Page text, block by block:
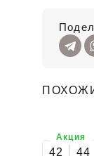
42 44
Акция